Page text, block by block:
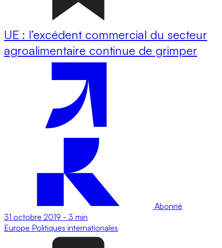
UE : l’excédent commercial du secteur
agroalimentaire continue de grimper
Abonné
31 octobre 2019 - 3 min
Europe Politiques internationales